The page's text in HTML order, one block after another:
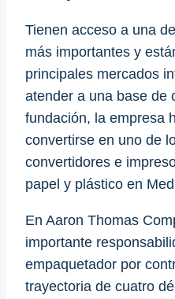
Tienen acceso a una
más importantes y
principales mercados
atender a una base de
fundación, la empresa
convertirse en uno de
convertidores e
papel y plástico en
En Aaron Thomas
importante
empaquetador por
trayectoria de cuatro